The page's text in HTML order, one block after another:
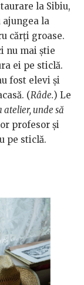
la Sibiu,
ajungea la
cărți groase.
nu mai știe
ei pe sticlă.
fost elevi și
(Râde.) Le
atelier, unde să
profesor și
pe sticlă.